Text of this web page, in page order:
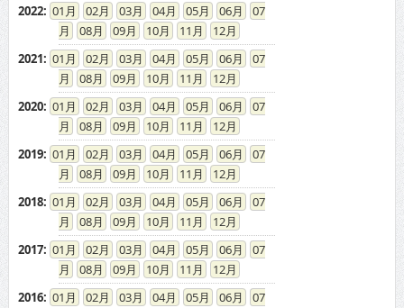
2022: 01 02 03 04 05 06
07
08
09 10 11
12
2021: 01 02 03 04 05 06
07
08
09 10 11
12
2020: 01 02 03 04 05 06
07
08
09 10 11
12
2019: 01 02 03 04 05 06
07
08
09 10 11
12
2018: 01 02 03 04 05 06
07
08
09 10 11
12
2017: 01 02 03 04 05 06
07
08
09 10 11
12
2016: 01 02 03 04 05 06
07